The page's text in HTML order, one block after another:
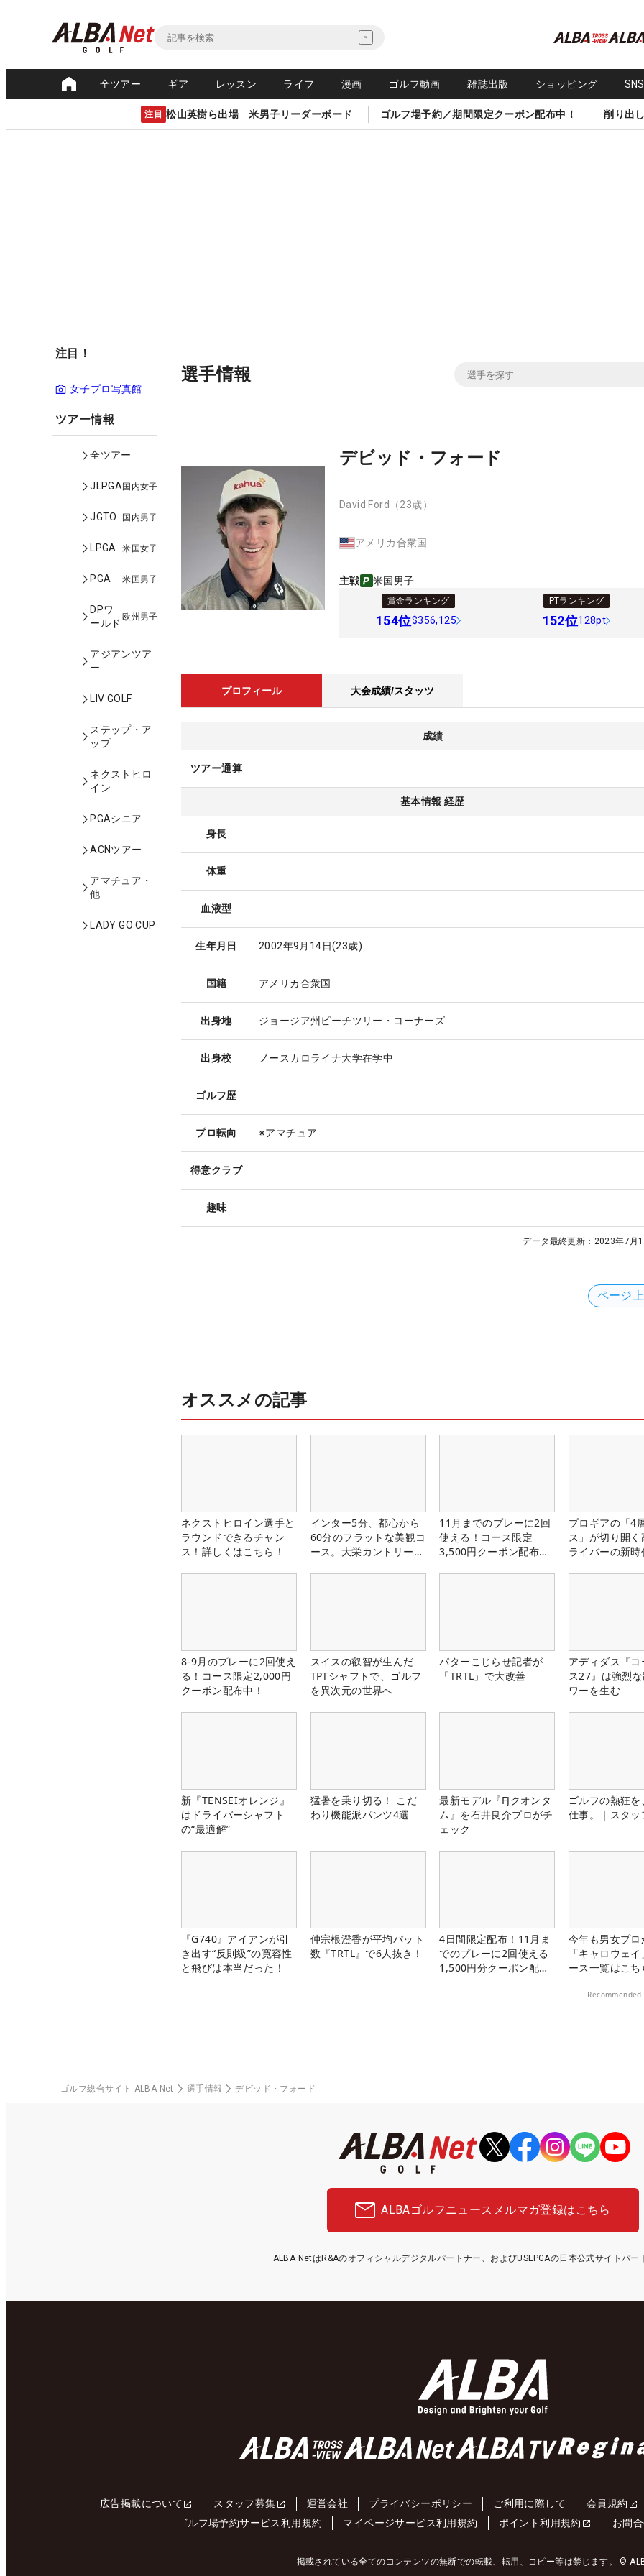
全ツアー ギア レッスン ライフ 漫画 ゴルフ動画 雑誌出版 ショッピング
注目 松山英樹ら出場 米男子リーダーボード ゴルフ場予約／期間限定クーポン配布中！ 削り出
注目！
女子プロ写真館
ツアー情報
全ツアー
JLPGA国内女子
JGTO 国内男子
LPGA 米国女子
PGA 米国男子
DPワ
ールド
欧州男子
アジアンツア
ー
LIV GOLF
ステップ・ア
ップ
ネクストヒロ
イン
PGAシニア
ACNツアー
アマチュア・
他
LADY GO CUP
選手情報
デビッド・フォード
David Ford （23歳）
アメリカ合衆国
主戦 米国男子
賞金ランキング
154位$356,125
PTランキング
152位128pt
プロフィール 大会成績/スタッツ
成績
ツアー通算
基本情報 経歴
身長
体重
血液型
生年月日 2002年9月14日(23歳)
国籍 アメリカ合衆国
出身地 ジョージア州ピーチツリー・コーナーズ
出身校 ノースカロライナ大学在学中
ゴルフ歴
プロ転向 ※アマチュア
得意クラブ
趣味
データ最終更新： 2023年7月
ページ
オススメの記事
ネクストヒロイン選手と
ラウンドできるチャン
ス！詳しくはこちら！
インター5分、都心から
60分のフラットな美観コ
ース。大栄カントリー俱
11月までのプレーに2回
使える！コース限定
3,500円クーポン配布
プロギアの「4
ス」が切り開く
ライバーの新時
8-9月のプレーに2回使え
る！コース限定2,000円
クーポン配布中！
スイスの叡智が生んだ
TPTシャフトで、ゴルフ
を異次元の世界へ
パターこじらせ記者が
「TRTL」で大改善
アディダス『コ
ス27』は強烈
ワーを生む
新『TENSEIオレンジ』
はドライバーシャフト
の“最適解”
猛暑を乗り切る！ こだ
わり機能派パンツ4選
最新モデル『FJクオンタ
ム』を石井良介プロがチ
ェック
ゴルフの熱狂を
仕事。｜スタッ
『G740』アイアンが引
き出す“反則級”の寛容性
と飛びは本当だった！
仲宗根澄香が平均パット
数『TRTL』で6人抜き！
4日間限定配布！11月ま
でのプレーに2回使える
1,500円分クーポン配布
今年も男女プロ
「キャロウェ
ース一覧はこち
Recommended
ゴルフ総合サイト ALBA Net 選手情報 デビッド・フォード
ALBAゴルフニュース メルマガ登録はこちら
ALBA NetはR&Aのオフィシャルデジタルパートナー、およびUSLPGAの日本公式サイトパー
広告掲載について スタッフ募集 運営会社 プライバシーポリシー ご利用に際して 会員規約
ゴルフ場予約サービス利用規約
マイページサービス利用規約 ポイント利用規約 お問
掲載されている全てのコンテンツの無断での転載、転用、コピー等は禁じます。 ©